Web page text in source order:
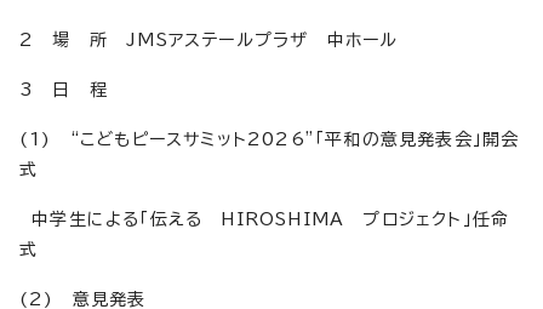
2 場 所 JMSアステールプラザ 中ホール
3 日 程
(1) “こどもピースサミット2026”「平和の意見発表会」開会
式
中学生による「伝える HIROSHIMA プロジェクト」任命
式
(2) 意見発表